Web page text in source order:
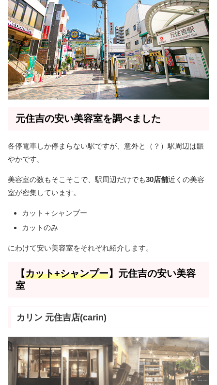
元住吉の安い美容室を調べました
各停電車しか停まらない駅ですが、意外と（？）駅周辺は賑
やかです。
美容室の数もそこそこで、駅周辺だけでも30店舗近くの美容
室が密集しています。
カット＋シャンプー
カットのみ
にわけて安い美容室をそれぞれ紹介します。
【カット+シャンプー】元住吉の安い美容
室
カリン 元住吉店(carin)